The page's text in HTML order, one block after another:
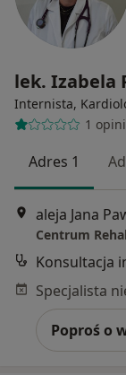
lek. Izabela
Internista,
1
Adres 1
aleja Jana
Centrum
Konsultacja
Poproś o